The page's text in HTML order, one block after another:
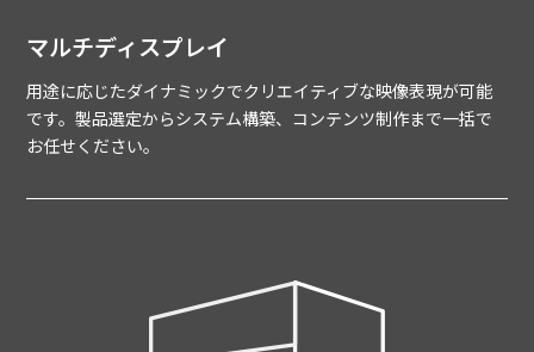
マルチディスプレイ
用途に応じたダイナミックでクリエイティブな映像表現が可能
です。製品選定からシステム構築、コンテンツ制作まで一括で
お任せください。